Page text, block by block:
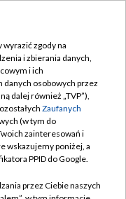
zgody na
i zbierania danych,
i ich
danych osobowych przez
dalej również „TVP”),
Zaufanych
(w tym do
zainteresowań i
wskazujemy poniżej, a
PPID do Google.
przez Ciebie naszych